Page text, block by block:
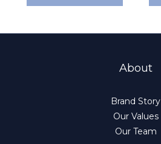
About
Brand Story
Our Values
Our Team